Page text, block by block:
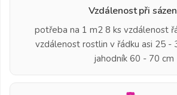
Vzdálenost při
potřeba na 1 m2 8 ks vzdálenost
vzdálenost rostlin v řádku asi 25 -
jahodník 60 - 70 cm